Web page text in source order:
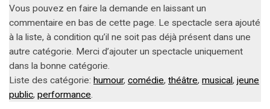
Vous pouvez en faire la demande en laissant un
commentaire en bas de cette page. Le spectacle sera ajouté
à la liste, à condition qu’il ne soit pas déjà présent dans une
autre catégorie. Merci d’ajouter un spectacle uniquement
dans la bonne catégorie.
Liste des catégorie: humour, comédie, théâtre, musical, jeune
public, performance